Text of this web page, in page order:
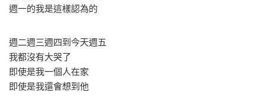
週一的我是這樣認為的
週二週三週四到今天週五
我都沒有大哭了
即使是我一個人在家
即使是我還會想到他